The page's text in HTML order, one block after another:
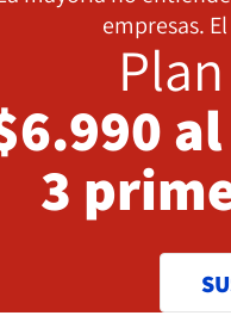
empresas.
3